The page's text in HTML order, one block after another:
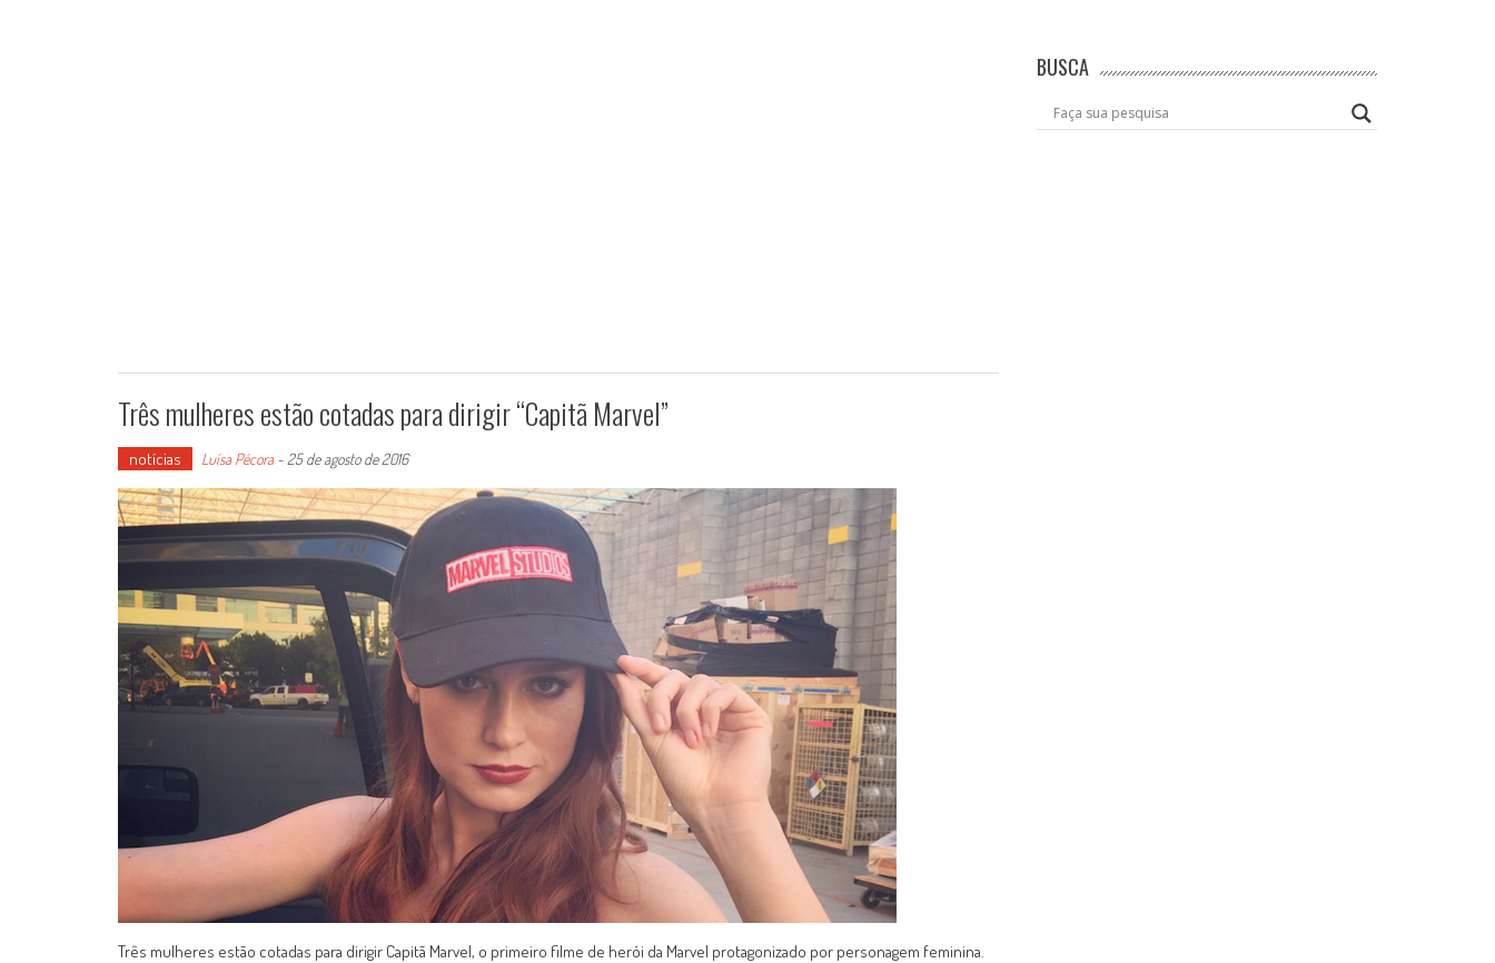
Três mulheres estão cotadas para dirigir “Capitã Marvel”
notícias Luísa Pécora- 25 de agosto de 2016
Três mulheres estão cotadas para dirigir Capitã Marvel, o primeiro filme de herói da Marvel protagonizado por personagem feminina.
BUSCA